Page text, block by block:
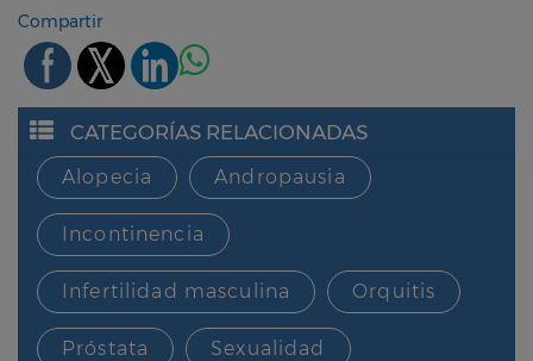
Compartir
CATEGORÍAS RELACIONADAS
Alopecia Andropausia
Incontinencia
Infertilidad masculina Orquitis
Próstata Sexualidad